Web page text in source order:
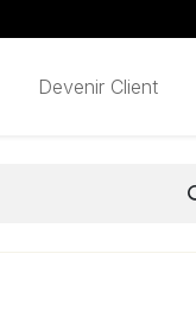
Devenir Client